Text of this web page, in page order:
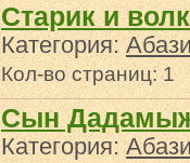
Старик и волк
Категория:
Кол-во страниц: 1
Сын
Категория: